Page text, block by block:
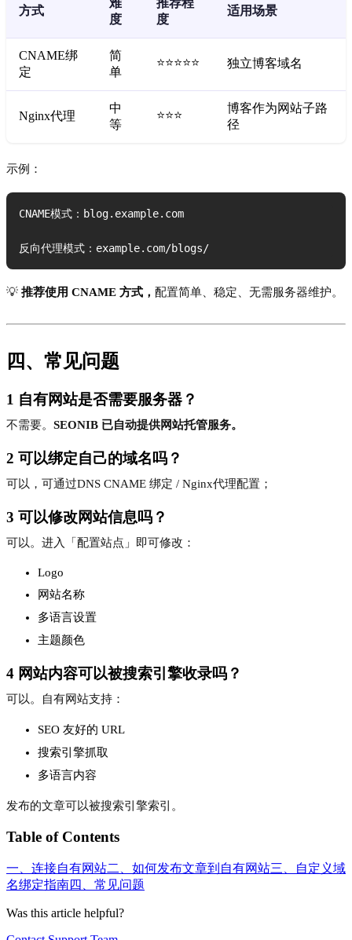
方式
难
度
推荐程
度
适用场景
CNAME绑
定
简
单
⭐⭐⭐⭐⭐ 独立博客域名
Nginx代理
中
等
⭐⭐⭐
博客作为网站子路
径
示例：
CNAME模式：blog.example.com
反向代理模式：example.com/blogs/
💡 推荐使用 CNAME 方式， 配置简单、稳定、无需服务器维护。
四、常见问题
1 自有网站是否需要服务器？
不需要。 SEONIB 已自动提供网站托管服务。
2 可以绑定自己的域名吗？
可以，可通过DNS CNAME 绑定 / Nginx代理配置；
3 可以修改网站信息吗？
可以。进入「配置站点」即可修改：
Logo
网站名称
多语言设置
主题颜色
4 网站内容可以被搜索引擎收录吗？
可以。自有网站支持：
SEO 友好的 URL
搜索引擎抓取
多语言内容
发布的文章可以被搜索引擎索引。
Table of Contents
一、连接自有网站二、如何发布文章到自有网站三、自定义域
名绑定指南四、常见问题
Was this article helpful?